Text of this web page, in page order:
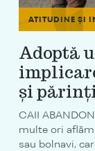
ATITUDINE ȘI
Adoptă
și
CAII
multe ori
sau bolnavi,